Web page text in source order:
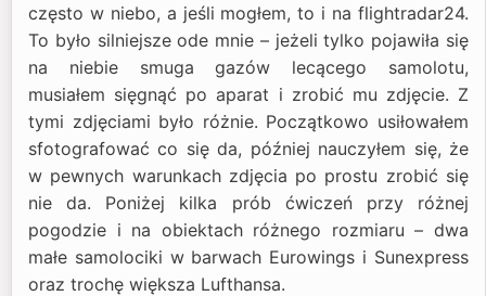
często w niebo, a jeśli mogłem, to i na flightradar24.
To było silniejsze ode mnie – jeżeli tylko pojawiła się
na niebie smuga gazów lecącego samolotu,
musiałem sięgnąć po aparat i zrobić mu zdjęcie. Z
tymi zdjęciami było różnie. Początkowo usiłowałem
sfotografować co się da, później nauczyłem się, że
w pewnych warunkach zdjęcia po prostu zrobić się
nie da. Poniżej kilka prób ćwiczeń przy różnej
pogodzie i na obiektach różnego rozmiaru – dwa
małe samolociki w barwach Eurowings i Sunexpress
oraz trochę większa Lufthansa.